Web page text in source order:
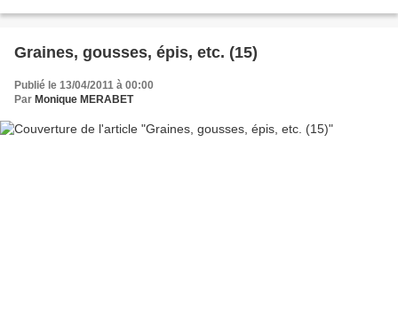
Graines, gousses, épis, etc. (15)
Publié le 13/04/2011 à 00:00
Par Monique MERABET